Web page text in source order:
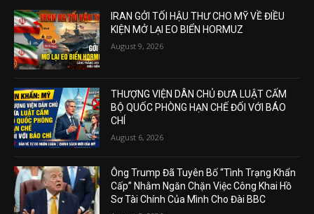
IRAN GỞI TỐI HẬU THƯ CHO MỸ VỀ ĐIỀU
KIỆN MỞ LẠI EO BIỂN HORMUZ
August 9, 2026
THƯỢNG VIỆN DÂN CHỦ ĐƯA LUẬT CẤM
BỘ QUỐC PHÒNG HẠN CHẾ ĐỐI VỚI BÁO
CHÍ
August 6, 2026
Ông Trump Đã Tuyên Bố “Tình Trạng Khẩn
Cấp” Nhằm Ngăn Chặn Việc Công Khai Hồ
Sơ Tài Chính Của Mình Cho Đài BBC